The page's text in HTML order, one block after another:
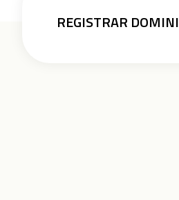
REGISTRAR DOMINI